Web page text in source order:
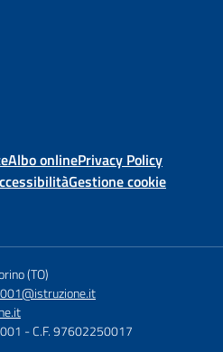
Albo onlinePrivacy Policy
Gestione cookie
(TO)
- C.F. 97602250017